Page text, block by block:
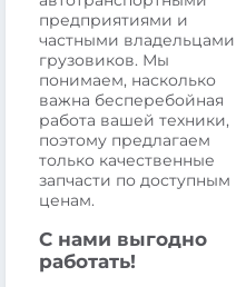
предприятиями и
частными владельцами
грузовиков. Мы
понимаем, насколько
важна бесперебойная
работа вашей техники,
поэтому предлагаем
только качественные
запчасти по доступным
ценам.
С нами выгодно
работать!